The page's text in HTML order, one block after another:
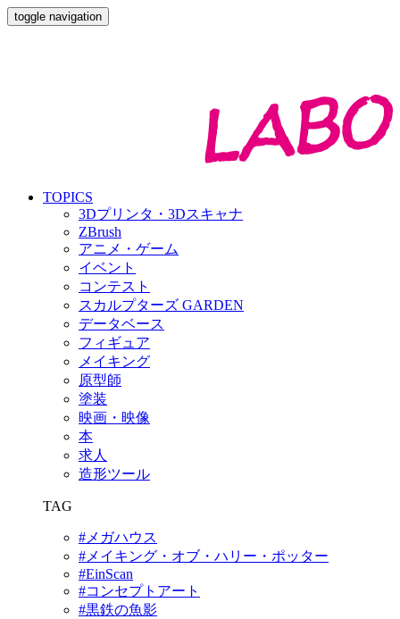
toggle navigation
TOPICS
3Dプリンタ・3Dスキャナ
ZBrush
アニメ・ゲーム
イベント
コンテスト
スカルプターズ GARDEN
データベース
フィギュア
メイキング
原型師
塗装
映画・映像
本
求人
造形ツール
TAG
#メガハウス
#メイキング・オブ・ハリー・ポッター
#EinScan
#コンセプトアート
#黒鉄の魚影